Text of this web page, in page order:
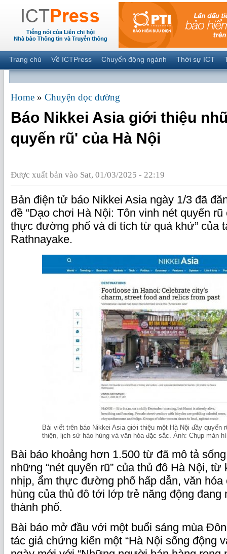
Trang chủ Về ICTPress Chuyển động ngành Thời sự ICT
Home » Chuyện dọc đường
Báo Nikkei Asia giới thiệu
quyến rũ' của Hà Nội
Được xuất bản vào Sat, 01/03/2025 - 22:19
Bản điện tử báo Nikkei Asia ngày 1/3 đã
đề “Dạo chơi Hà Nội: Tôn vinh nét quyến
thực đường phố và di tích từ quá khứ” của
Rathnayake.
Bài viết trên báo Nikkei Asia giới thiệu một Hà Nội đầy quyến
thiện, lịch sử hào hùng và văn hóa đặc sắc. Ảnh: Chụp màn
Bài báo khoảng hơn 1.500 từ đã mô tả
những “nét quyến rũ” của thủ đô Hà Nội, từ
nhịp, ẩm thực đường phố hấp dẫn, văn
hùng của thủ đô tới lớp trẻ năng động đang
thành phố.
Bài báo mở đầu với một buổi sáng mùa
tác giả chứng kiến một “Hà Nội sống động